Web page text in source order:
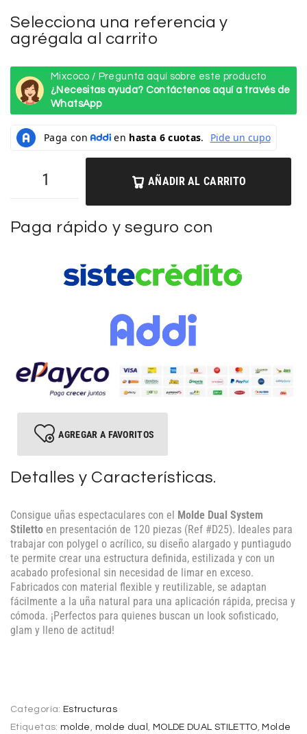
Selecciona una referencia y
agrégala al carrito
Mixcoco / Pregunta aquí sobre este producto
¿Necesitas ayuda? Contáctenos aquí a través de
WhatsApp
AÑADIR AL CARRITO
Paga rápido y seguro con
AGREGAR A FAVORITOS
Detalles y Características.
Consigue uñas espectaculares con el
Molde Dual System
Stiletto en presentación de 120 piezas (Ref #D25). Ideales para
trabajar con polygel o acrílico, su diseño alargado y puntiagudo
te permite crear una estructura definida, estilizada y con un
acabado profesional sin necesidad de limar en exceso.
Fabricados con material flexible y reutilizable, se adaptan
fácilmente a la uña natural para una aplicación rápida, precisa y
cómoda. ¡Perfectos para quienes buscan un look sofisticado,
glam y lleno de actitud!
Categoría: Estructuras
Etiquetas: molde , molde dual , MOLDE DUAL STILETTO, Molde